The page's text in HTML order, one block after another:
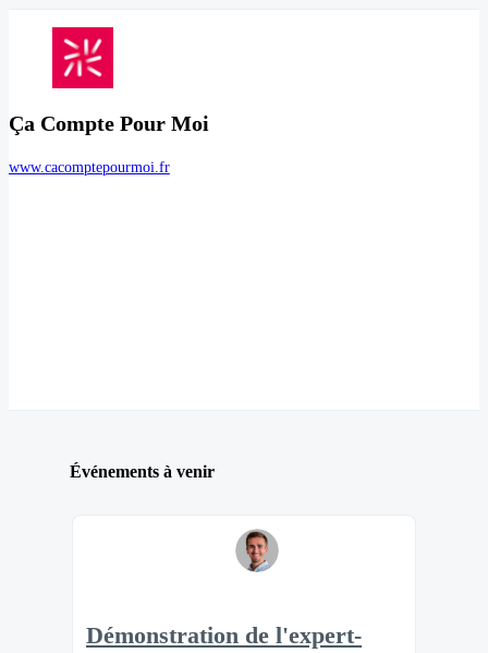
Ça Compte Pour Moi
www.cacomptepourmoi.fr
Événements à venir
Démonstration de l'expert-